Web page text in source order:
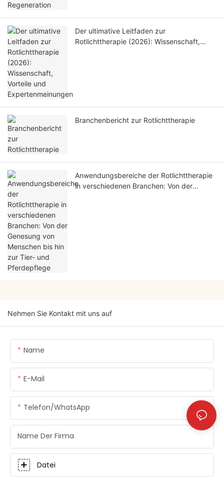
Der ultimative Leitfaden zur
Rotlichttherapie (2026): Wissenschaft,
Branchenbericht zur Rotlichttherapie
Anwendungsbereiche der Rotlichttherapie
in verschiedenen Branchen: Von der
Nehmen Sie Kontakt mit uns auf
Name
E-Mail
Telefon/WhatsApp
Name Der Firma
Datei